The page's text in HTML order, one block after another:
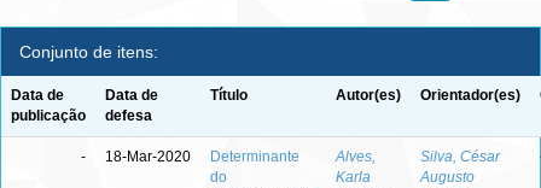
Conjunto de itens:
Data de
publicação
Data de
defesa
Título Autor(es) Orientador(es)
- 18-Mar-2020
Determinante
do
Alves,
Karla
Silva, César
Augusto